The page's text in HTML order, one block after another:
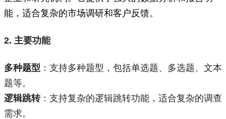
能，适合复杂的市场调研和客户反馈。
2. 主要功能
多种题型 ：支持多种题型，包括单选题、多选题、文本
题等。
逻辑跳转：支持复杂的逻辑跳转功能，适合复杂的调查
需求。